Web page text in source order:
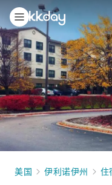
美国 伊利诺伊州 住